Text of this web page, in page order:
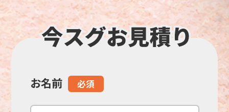
こ
の
お名前 必須